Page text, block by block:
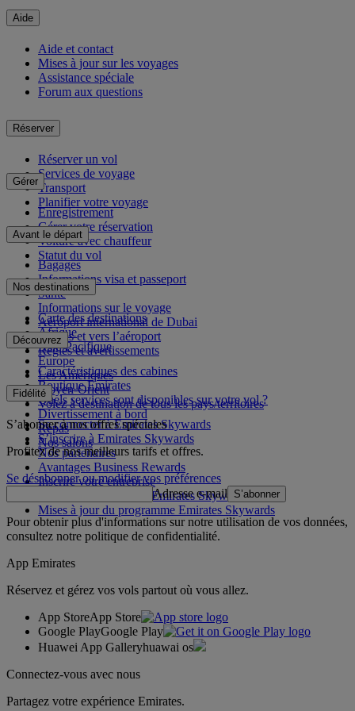
Aide
Aide et contact
Mises à jour sur les voyages
Assistance spéciale
Forum aux questions
Réserver
Réserver un vol
Services de voyage
Transport
Planifier votre voyage
Gérer
Enregistrement
Gérer votre réservation
Voiture avec chauffeur
Statut du vol
Avant le départ
Bagages
Informations visa et passeport
Santé
Informations sur le voyage
Aéroport international de Dubai
Depuis et vers l’aéroport
Règles et avertissements
Nos destinations
Carte des destinations
Afrique
Asie-Pacifique
Europe
Les Amériques
Moyen-Orient
Volez à destination de tous les pays/territoires
Découvrez
Caractéristiques des cabines
Boutique Emirates
Quels services sont disponibles sur votre vol ?
Divertissement à bord
Repas
Nos salons
Fidélité
Se connecter à Emirates Skywards
S’inscrire à Emirates Skywards
Nos partenaires
Avantages Business Rewards
Inscrire votre entreprise
Règles du programme Emirates Skywards
Mises à jour du programme Emirates Skywards
S’abonner à nos offres spéciales
Profitez de nos meilleurs tarifs et offres.
Se désabonner ou modifier vos préférences
Adresse e-mail S’abonner
Pour obtenir plus d'informations sur notre utilisation de vos données,
consultez notre politique de confidentialité.
App Emirates
Réservez et gérez vos vols partout où vous allez.
App StoreApp Store
Google PlayGoogle Play
Huawei App Galleryhuawai os
Connectez-vous avec nous
Partagez votre expérience Emirates.